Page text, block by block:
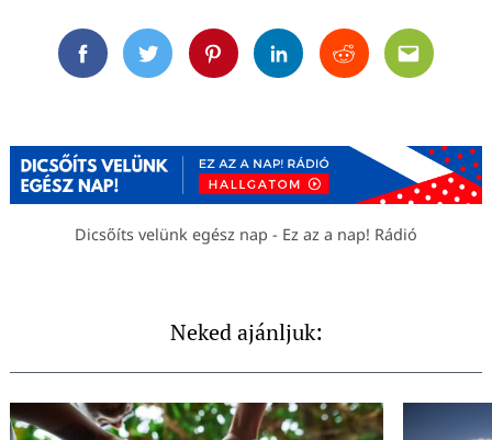
FacebookTwitterPinterestLinkedinRedditEmail
Dicsőíts velünk egész nap - Ez az a nap! Rádió
Neked ajánljuk: